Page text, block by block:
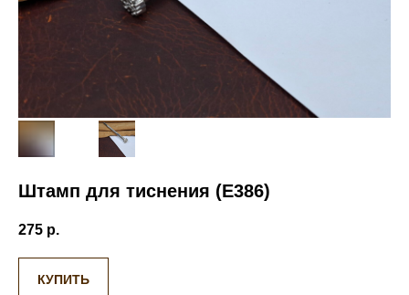
Штамп для тиснения (Е386)
275 р.
КУПИТЬ